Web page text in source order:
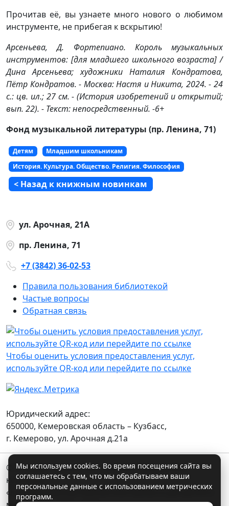
Прочитав её, вы узнаете много нового о любимом
инструменте, не прибегая к вскрытию!
Арсеньева, Д. Фортепиано. Король музыкальных
инструментов: [для младшего школьного возраста] /
Дина Арсеньева; художники Наталия Кондратова,
Пётр Кондратов. - Москва: Настя и Никита, 2024. - 24
с.: цв. ил.; 27 см. - (История изобретений и открытий;
вып. 22). - Текст: непосредственный. -6+
Фонд музыкальной литературы (пр. Ленина, 71)
Детям
Младшим школьникам
История. Культура. Общество. Религия. Философия
< Назад к книжным новинкам
ул. Арочная, 21А
пр. Ленина, 71
+7 (3842) 36-02-53
Правила пользования библиотекой
Частые вопросы
Обратная связь
Чтобы оценить условия предоставления услуг,
используйте QR-код или перейдите по ссылке
Юридический адрес:
650000, Кемеровская область – Кузбасс,
г. Кемерово, ул. Арочная д.21а
© Государственное автономное учреждение
культуры
«Государственная библиотека Кузбасса для детей и
Мы используем cookies. Во время посещения сайта вы
соглашаетесь с тем, что мы обрабатываем ваши
персональные данные с использованием метрических
программ.